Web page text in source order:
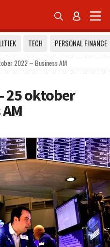
 
TECH
PERSONAL FINANCE
2022 – Business AM
25 oktober